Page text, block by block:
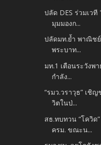
ปลัด DES ร่วมเว
มุมมองก...
ปลัดมท.ย้ำ พาณิช
พระบาท...
มท.1 เตือนระวังพ
กำลัง...
“รมว.วราวุธ” เชิ
วิตในป่...
สธ.ทบทวน “โควิด
ครม. ขณะน...